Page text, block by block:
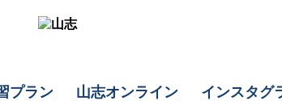
プラン 山志オンライン インスタグ